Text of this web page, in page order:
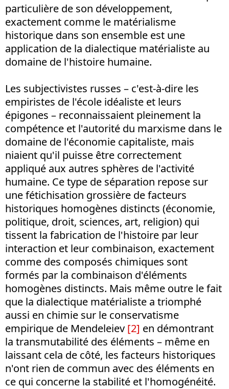
particulière de son développement,
exactement comme le matérialisme
historique dans son ensemble est une
application de la dialectique matérialiste au
domaine de l'histoire humaine.
Les subjectivistes russes – c'est-à-dire les
empiristes de l'école idéaliste et leurs
épigones – reconnaissaient pleinement la
compétence et l'autorité du marxisme dans le
domaine de l'économie capitaliste, mais
niaient qu'il puisse être correctement
appliqué aux autres sphères de l'activité
humaine. Ce type de séparation repose sur
une fétichisation grossière de facteurs
historiques homogènes distincts (économie,
politique, droit, sciences, art, religion) qui
tissent la fabrication de l'histoire par leur
interaction et leur combinaison, exactement
comme des composés chimiques sont
formés par la combinaison d'éléments
homogènes distincts. Mais même outre le fait
que la dialectique matérialiste a triomphé
aussi en chimie sur le conservatisme
empirique de Mendeleiev [2] en démontrant
la transmutabilité des éléments – même en
laissant cela de côté, les facteurs historiques
n'ont rien de commun avec des éléments en
ce qui concerne la stabilité et l'homogénéité.